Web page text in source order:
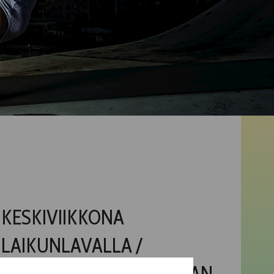
KESKIVIIKKONA
LAIKUNLAVALLA /